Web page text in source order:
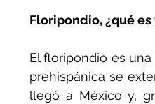
Floripondio, ¿qué
El floripondio es
prehispánica se
llegó a México y,